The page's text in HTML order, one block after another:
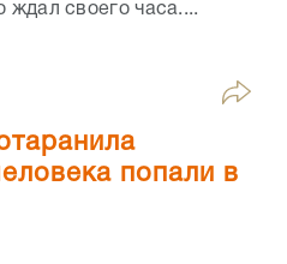
ждал своего часа....
попали в